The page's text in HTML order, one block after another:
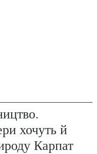
хочуть й
Карпат